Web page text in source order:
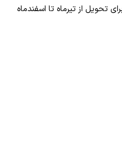
تحویل از تیرماه تا اسفندماه